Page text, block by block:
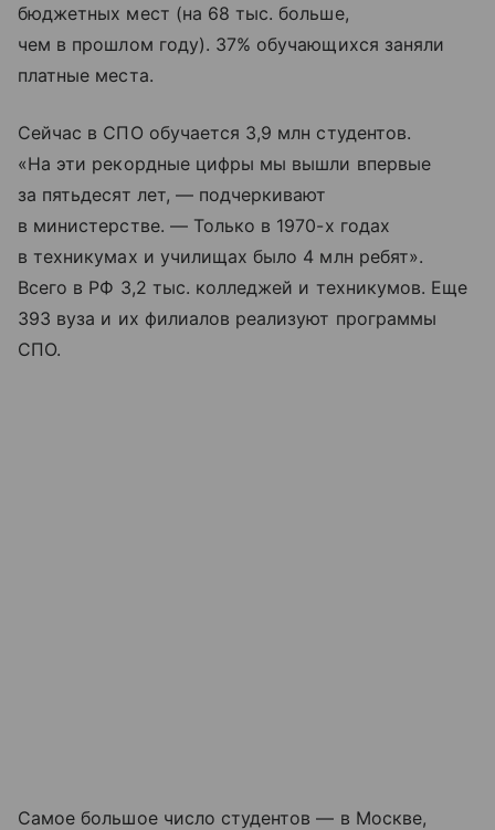
бюджетных мест (на 68 тыс. больше,
чем в прошлом году). 37% обучающихся заняли
платные места.
Сейчас в СПО обучается 3,9 млн студентов.
«На эти рекордные цифры мы вышли впервые
за пятьдесят лет, — подчеркивают
в министерстве. — Только в 1970-х годах
в техникумах и училищах было 4 млн ребят».
Всего в РФ 3,2 тыс. колледжей и техникумов. Еще
393 вуза и их филиалов реализуют программы
СПО.
Самое большое число студентов — в Москве,